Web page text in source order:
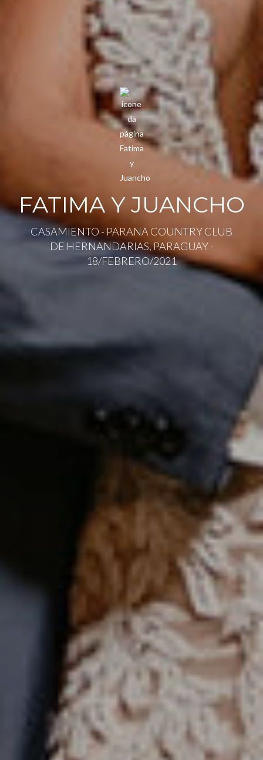
FATIMA Y JUANCHO
CASAMIENTO - PARANA COUNTRY CLUB
DE HERNANDARIAS, PARAGUAY -
18/FEBRERO/2021